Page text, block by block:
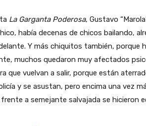
La Garganta Poderosa, Gustavo
había decenas de chicos bailando,
Y más chiquitos también, porque
muchos quedaron muy afectados
que vuelvan a salir, porque están
y se asustan, pero encima una vez
a semejante salvajada se hicieron